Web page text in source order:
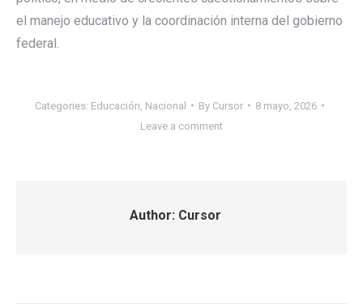
el manejo educativo y la coordinación interna del gobierno
federal.
Categories: Educación Nacional By Cursor
8 mayo, 2026
Leave a comment
Author: Cursor